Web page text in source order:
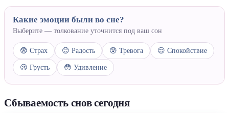
Какие эмоции были во сне?
Выберите — толкование уточнится под ваш сон
😨 Страх 😊 Радость 😰 Тревога 😌 Спокойствие
😢 Грусть 😳 Удивление
Сбываемость снов сегодня